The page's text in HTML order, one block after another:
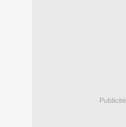
Publicité